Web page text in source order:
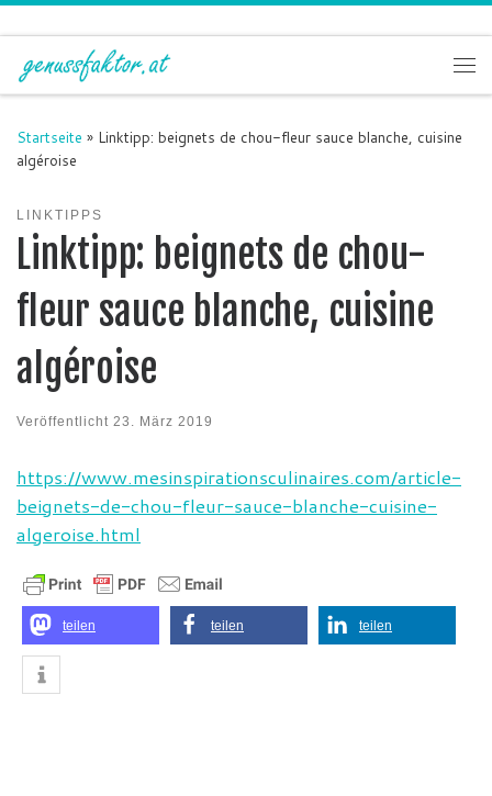
Zum Inhalt springen
Startseite » Linktipp: beignets de chou-fleur sauce blanche, cuisine
algéroise
LINKTIPPS
Linktipp: beignets de chou-
fleur sauce blanche, cuisine
algéroise
Veröffentlicht 23. März 2019
https://www.mesinspirationsculinaires.com/article-
beignets-de-chou-fleur-sauce-blanche-cuisine-
algeroise.html
teilen teilen teilen